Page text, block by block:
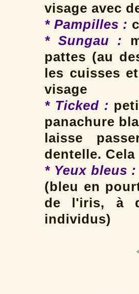
visage avec
* Pampilles :
* Sungau :
pattes (au
les cuisses
visage
* Ticked :
panachure
laisse
dentelle.
* Yeux bleus :
(bleu en
de l'iris, à
individus)